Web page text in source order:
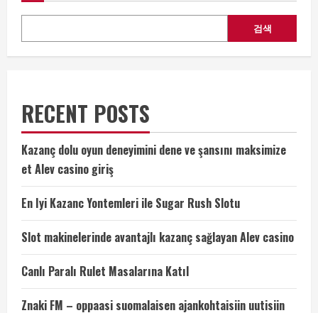
검색
RECENT POSTS
Kazanç dolu oyun deneyimini dene ve şansını maksimize
et Alev casino giriş
En Iyi Kazanc Yontemleri ile Sugar Rush Slotu
Slot makinelerinde avantajlı kazanç sağlayan Alev casino
Canlı Paralı Rulet Masalarına Katıl
Znaki FM – oppaasi suomalaisen ajankohtaisiin uutisiin